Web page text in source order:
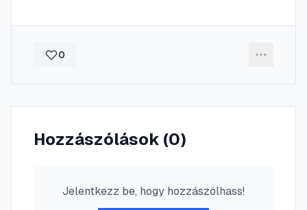
0
Hozzászólások (0)
Jelentkezz be, hogy hozzászólhass!